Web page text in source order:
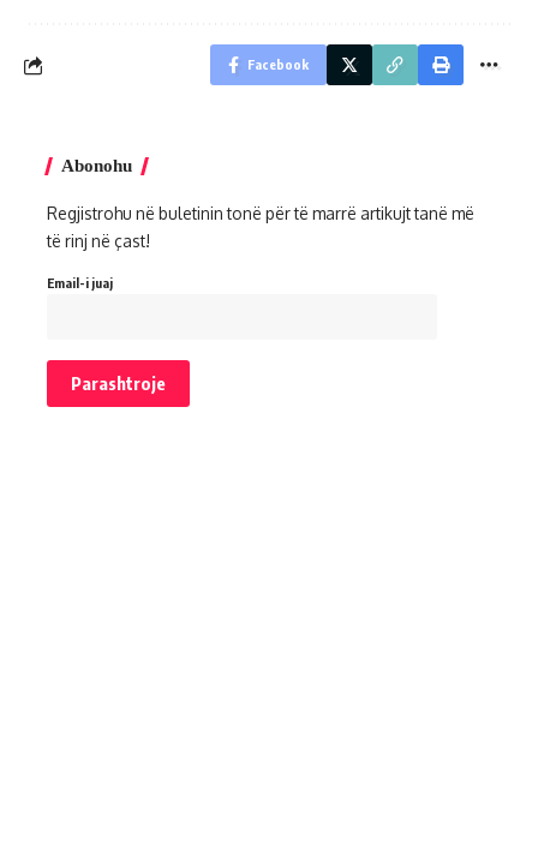
Facebook
Abonohu
Regjistrohu në buletinin tonë për të marrë artikujt tanë më
të rinj në çast!
Email-i juaj